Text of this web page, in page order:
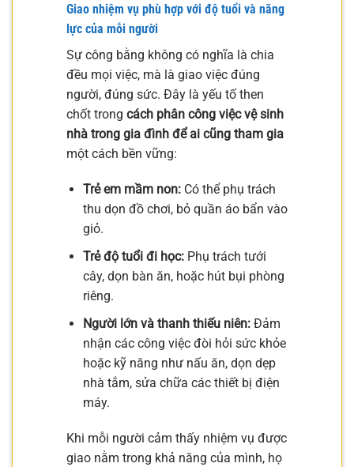
Giao nhiệm vụ phù hợp với độ tuổi và năng
lực của mỗi người
Sự công bằng không có nghĩa là chia
đều mọi việc, mà là giao việc đúng
người, đúng sức. Đây là yếu tố then
chốt trong cách phân công việc vệ sinh
nhà trong gia đình để ai cũng tham gia
một cách bền vững:
Trẻ em mầm non:Có thể phụ trách
thu dọn đồ chơi, bỏ quần áo bẩn vào
giỏ.
Trẻ độ tuổi đi học:Phụ trách tưới
cây, dọn bàn ăn, hoặc hút bụi phòng
riêng.
Người lớn và thanh thiếu niên:Đảm
nhận các công việc đòi hỏi sức khỏe
hoặc kỹ năng như nấu ăn, dọn dẹp
nhà tắm, sửa chữa các thiết bị điện
máy.
Khi mỗi người cảm thấy nhiệm vụ được
giao nằm trong khả năng của mình, họ